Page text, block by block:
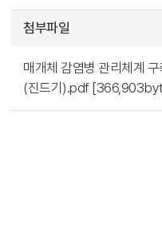
첨부파일
매개체 감염병 관리체계
(진드기).pdf